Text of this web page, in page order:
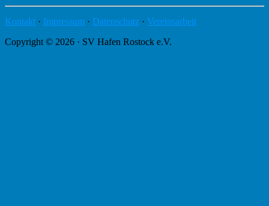
Kontakt · Impressum · Datenschutz · Vereinsarbeit
Copyright © 2026 · SV Hafen Rostock e.V.